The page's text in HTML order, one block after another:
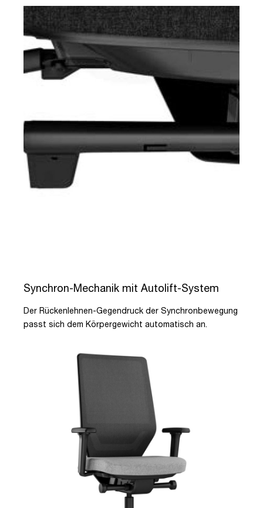
Synchron-Mechanik mit Autolift-System
Der Rückenlehnen-Gegendruck der Synchronbewegung
passt sich dem Körpergewicht automatisch an.